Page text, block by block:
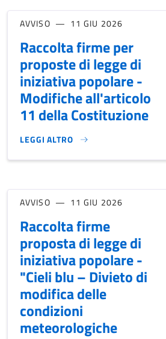
AVVISO 11 GIU 2026
Raccolta firme per
proposte di legge di
iniziativa popolare -
Modifiche all'articolo
11 della Costituzione
LEGGI ALTRO
RACCOLTA FIRME PER PROPOSTE
AVVISO 11 GIU 2026
Raccolta firme
proposta di legge di
iniziativa popolare -
"Cieli blu – Divieto di
modifica delle
condizioni
meteorologiche